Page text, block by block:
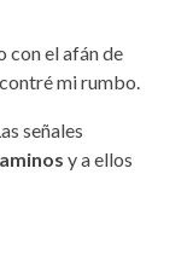
con el afán de
mi rumbo.
señales
y a ellos